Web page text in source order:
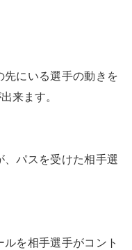
先にいる選手の動きを
来ます。
パスを受けた相手選
を相手選手がコント